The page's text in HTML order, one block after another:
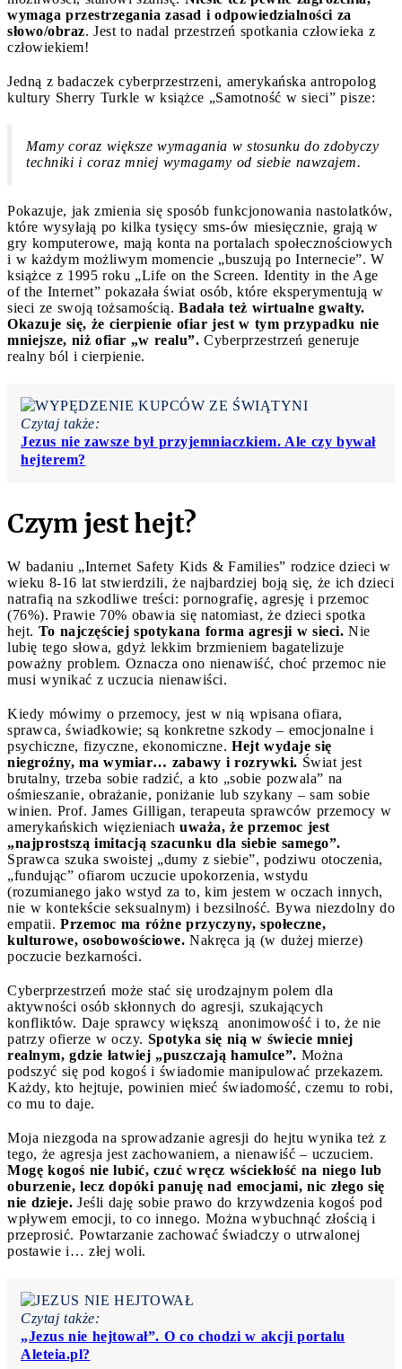
wymaga przestrzegania zasad i odpowiedzialności za
słowo/obraz. Jest to nadal przestrzeń spotkania człowieka z
człowiekiem!
Jedną z badaczek cyberprzestrzeni, amerykańska antropolog
kultury Sherry Turkle w książce „Samotność w sieci” pisze:
Mamy coraz większe wymagania w stosunku do zdobyczy
techniki i coraz mniej wymagamy od siebie nawzajem.
Pokazuje, jak zmienia się sposób funkcjonowania nastolatków,
które wysyłają po kilka tysięcy sms-ów miesięcznie, grają w
gry komputerowe, mają konta na portalach społecznościowych
i w każdym możliwym momencie „buszują po Internecie”. W
książce z 1995 roku „Life on the Screen. Identity in the Age
of the Internet” pokazała świat osób, które eksperymentują w
sieci ze swoją tożsamością. Badała też wirtualne gwałty.
Okazuje się, że cierpienie ofiar jest w tym przypadku nie
mniejsze, niż ofiar „w realu”. Cyberprzestrzeń generuje
realny ból i cierpienie.
Czytaj także:
Jezus nie zawsze był przyjemniaczkiem. Ale czy bywał
hejterem?
Czym jest hejt?
W badaniu „Internet Safety Kids & Families” rodzice dzieci w
wieku 8-16 lat stwierdzili, że najbardziej boją się, że ich dzieci
natrafią na szkodliwe treści: pornografię, agresję i przemoc
(76%). Prawie 70% obawia się natomiast, że dzieci spotka
hejt. To najczęściej spotykana forma agresji w sieci. Nie
lubię tego słowa, gdyż lekkim brzmieniem bagatelizuje
poważny problem. Oznacza ono nienawiść, choć przemoc nie
musi wynikać z uczucia nienawiści.
Kiedy mówimy o przemocy, jest w nią wpisana ofiara,
sprawca, świadkowie; są konkretne szkody – emocjonalne i
psychiczne, fizyczne, ekonomiczne. Hejt wydaje się
niegroźny, ma wymiar… zabawy i rozrywki. Świat jest
brutalny, trzeba sobie radzić, a kto „sobie pozwala” na
ośmieszanie, obrażanie, poniżanie lub szykany – sam sobie
winien. Prof. James Gilligan, terapeuta sprawców przemocy w
amerykańskich więzieniach uważa, że przemoc jest
„najprostszą imitacją szacunku dla siebie samego”.
Sprawca szuka swoistej „dumy z siebie”, podziwu otoczenia,
„fundując” ofiarom uczucie upokorzenia, wstydu
(rozumianego jako wstyd za to, kim jestem w oczach innych,
nie w kontekście seksualnym) i bezsilność. Bywa niezdolny do
empatii. Przemoc ma różne przyczyny, społeczne,
kulturowe, osobowościowe. Nakręca ją (w dużej mierze)
poczucie bezkarności.
Cyberprzestrzeń może stać się urodzajnym polem dla
aktywności osób skłonnych do agresji, szukających
konfliktów. Daje sprawcy większą anonimowość i to, że nie
patrzy ofierze w oczy. Spotyka się nią w świecie mniej
realnym, gdzie łatwiej „puszczają hamulce”. Można
podszyć się pod kogoś i świadomie manipulować przekazem.
Każdy, kto hejtuje, powinien mieć świadomość, czemu to robi,
co mu to daje.
Moja niezgoda na sprowadzanie agresji do hejtu wynika też z
tego, że agresja jest zachowaniem, a nienawiść – uczuciem.
Mogę kogoś nie lubić, czuć wręcz wściekłość na niego lub
oburzenie, lecz dopóki panuję nad emocjami, nic złego się
nie dzieje. Jeśli daję sobie prawo do krzywdzenia kogoś pod
wpływem emocji, to co innego. Można wybuchnąć złością i
przeprosić. Powtarzanie zachować świadczy o utrwalonej
postawie i… złej woli.
Czytaj także:
„Jezus nie hejtował”. O co chodzi w akcji portalu
Aleteia.pl?